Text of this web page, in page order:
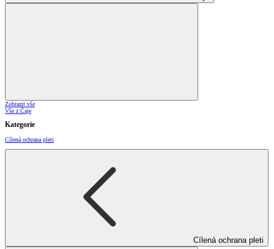
Zobrazit vše
Vše z Čaje
Kategorie
Cílená ochrana pleti
Cílená ochrana pleti